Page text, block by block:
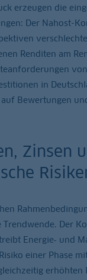
erzeugen die
Der Nahost-
Renditen am
in
Bewertungen
Zinsen
Trendwende. Der
Energie‑ und
einer Phase
erhöhten